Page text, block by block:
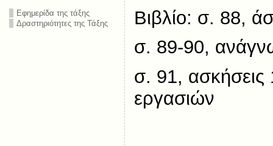
Εφημερίδα της τάξης
Δραστηριότητες της Τάξης
Βιβλίο: σ. 88,
σ. 89-90,
σ. 91, ασκήσεις
εργασιών